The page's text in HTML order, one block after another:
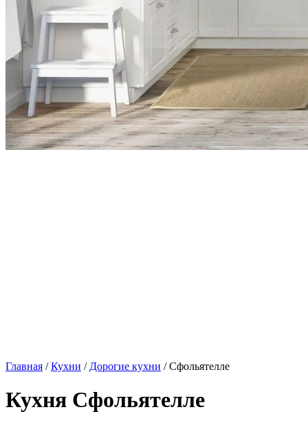
Главная /Кухни / Дорогие кухни / Сфольятелле
Кухня Сфольятелле